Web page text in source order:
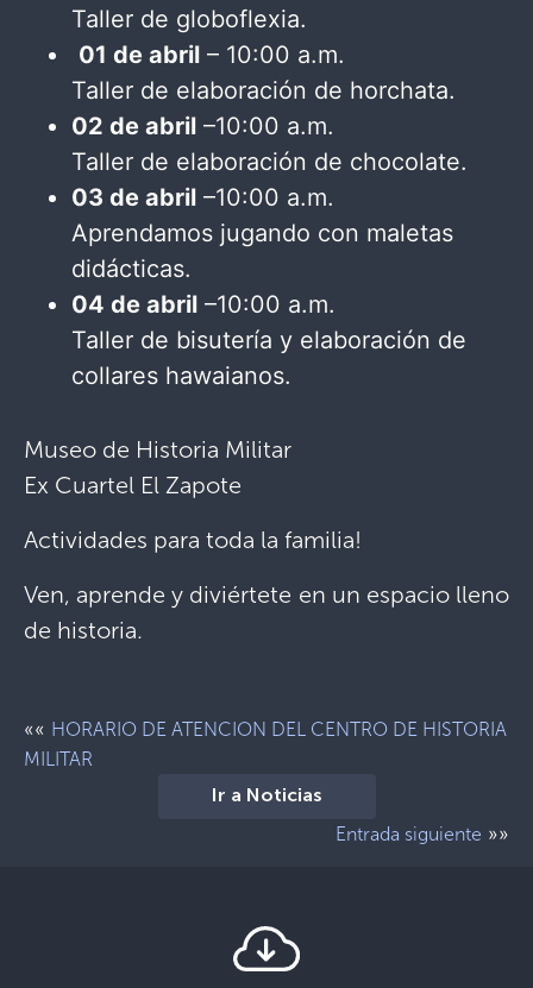
Taller de globoflexia.
01 de abril – 10:00 a.m.
Taller de elaboración de horchata.
02 de abril –10:00 a.m.
Taller de elaboración de chocolate.
03 de abril –10:00 a.m.
Aprendamos jugando con maletas
didácticas.
04 de abril –10:00 a.m.
Taller de bisutería y elaboración de
collares hawaianos.
Museo de Historia Militar
Ex Cuartel El Zapote
Actividades para toda la familia!
Ven, aprende y diviértete en un espacio lleno
de historia.
«« HORARIO DE ATENCION DEL CENTRO DE HISTORIA
MILITAR
Ir a Noticias
Entrada siguiente »»